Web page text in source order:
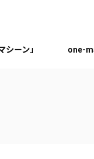
ーン」 one-